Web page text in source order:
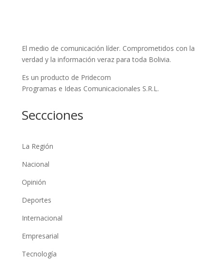
El medio de comunicación líder. Comprometidos con la
verdad y la información veraz para toda Bolivia.
Es un producto de Pridecom
Programas e Ideas Comunicacionales S.R.L.
Seccciones
La Región
Nacional
Opinión
Deportes
Internacional
Empresarial
Tecnología